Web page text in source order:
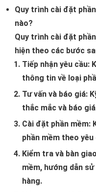
Quy trình cài đặt
nào?
Quy trình cài đặt
hiện theo các bước
Tiếp nhận yêu cầu:
thông tin về loại
Tư vấn và báo giá:
thắc mắc và báo
Cài đặt phần mềm:
phần mềm theo yêu
Kiểm tra và bàn
mềm, hướng dẫn
hàng.